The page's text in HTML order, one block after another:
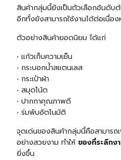
สินค้ากลุ่มนี้ยังเป็นตัวเลือกอันดับต้
อีกทั้งยังสามารถใช้งานได้ต่อเนื่อ
ตัวอย่างสินค้ายอดนิยม ได้แก่
• แก้วเก็บความเย็น
• กระบอกน้ำสแตนเลส
• กระเป๋าผ้า
• สมุดโน้ต
• ปากกาคุณภาพดี
• ร่มพับอัตโนมัติ
จุดเด่นของสินค้ากลุ่มนี้คือสามารถ
อย่างสวยงาม ทำให้ ของที่ระลึก
ยิ่งขึ้น